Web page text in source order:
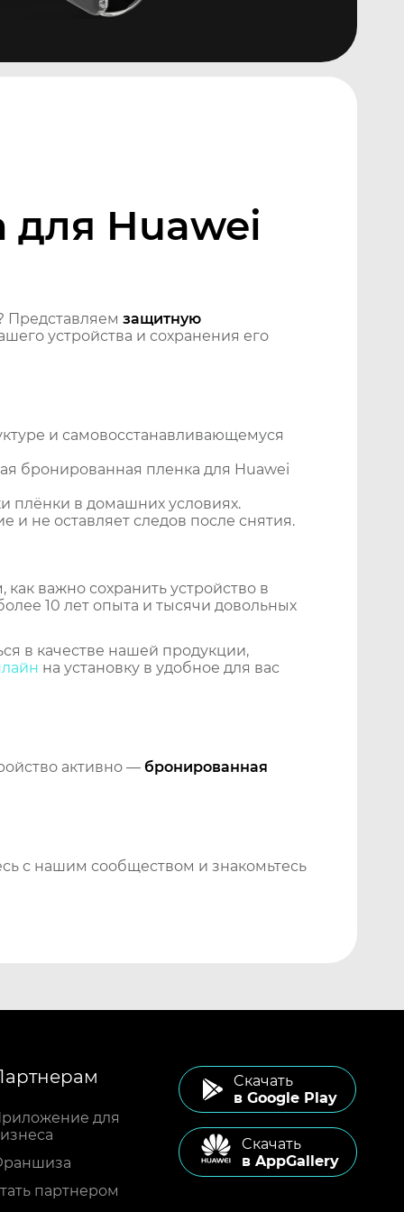
для Huawei
Представляем защитную
устройства и сохранения его
и самовосстанавливающемуся
бронированная пленка для Huawei
плёнки в домашних условиях.
и не оставляет следов после снятия.
важно сохранить устройство в
10 лет опыта и тысячи довольных
в качестве нашей продукции,
на установку в удобное для вас
активно — бронированная
с нашим сообществом и знакомьтесь
для
партнером
Cкачать
в Google Play
Cкачать
в AppGallery